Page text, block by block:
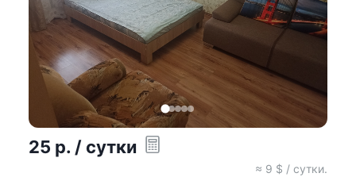
25 р. / сутки
≈ 9 $ / сутки.